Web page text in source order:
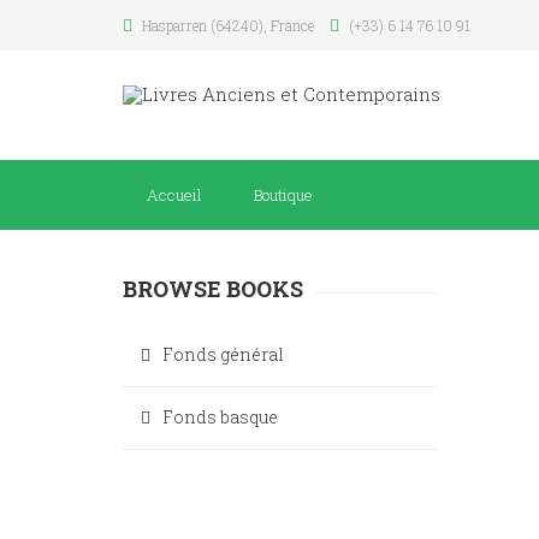
Hasparren (64240), France (+33) 6 14 76 10 91
Accueil Boutique
BROWSE BOOKS
Fonds général
Fonds basque